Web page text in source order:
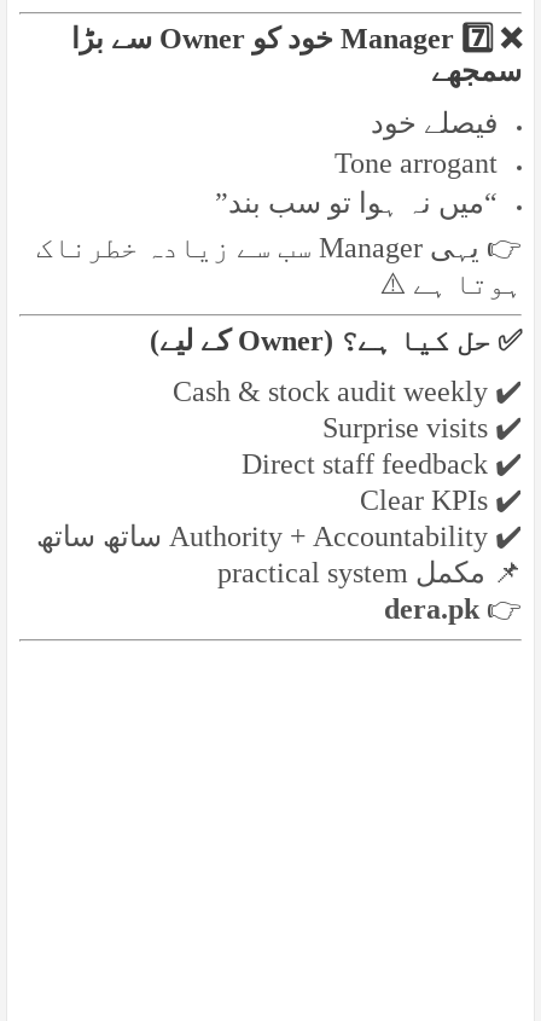
❌ 7️⃣ Manager خود کو Owner سے بڑا
سمجھے
فیصلے خود
Tone arrogant
“میں نہ ہوا تو سب بند”
👉 یہی Manager سب سے زیادہ خطرناک
ہوتا ہے ⚠️
✅ حل کیا ہے؟ (Owner کے لیے)
✔️ Cash & stock audit weekly
✔️ Surprise visits
✔️ Direct staff feedback
✔️ Clear KPIs
✔️ Authority + Accountability ساتھ ساتھ
📌 مکمل practical system
👉
dera.pk